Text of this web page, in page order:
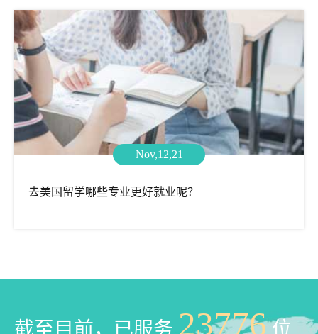
Nov,12,21
去美国留学哪些专业更好就业呢？
截至目前，已服务 23776位